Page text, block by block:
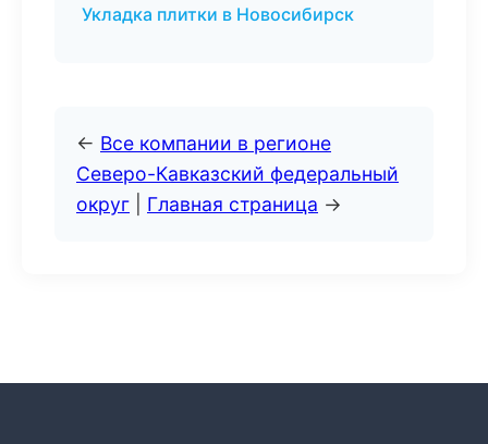
Укладка плитки в Новосибирск
← Все компании в регионе
Северо-Кавказский федеральный
округ
Главная страница →